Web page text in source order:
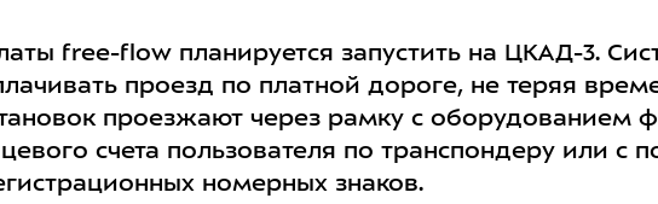
free-flow планируется запустить на ЦКАД-3.
проезд по платной дороге, не теряя
проезжают через рамку с оборудованием
счета пользователя по транспондеру или с
номерных знаков.